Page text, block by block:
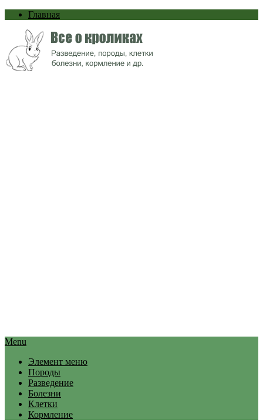
Главная
Menu
Элемент меню
Породы
Разведение
Болезни
Клетки
Кормление